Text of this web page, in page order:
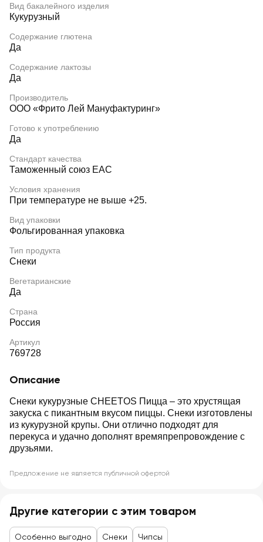
Вид бакалейного изделия
Кукурузный
Содержание глютена
Да
Содержание лактозы
Да
Производитель
ООО «Фрито Лей Мануфактуринг»
Готово к употреблению
Да
Стандарт качества
Таможенный союз EAC
Условия хранения
При температуре не выше +25.
Вид упаковки
Фольгированная упаковка
Тип продукта
Снеки
Вегетарианские
Да
Страна
Россия
Артикул
769728
Описание
Снеки кукурузные CHEETOS Пицца – это хрустящая
закуска с пикантным вкусом пиццы. Снеки изготовлены
из кукурузной крупы. Они отлично подходят для
перекуса и удачно дополнят времяпрепровождение с
друзьями.
Предложение не является публичной офертой
Другие категории с этим товаром
Особенно выгодно Снеки Чипсы